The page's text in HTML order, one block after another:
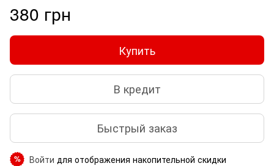
380 грн
Купить
В кредит
Быстрый заказ
% Войти для отображения накопительной скидки